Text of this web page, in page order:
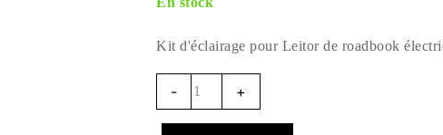
Kit d'éclairage pour Leitor de roadbook
-
RB721
Quantité
+